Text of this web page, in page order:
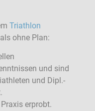
Triathlon
ohne Plan:
und sind
und Dipl.-
erprobt.